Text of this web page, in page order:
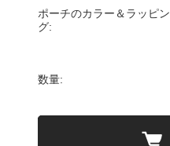
ポーチのカラー＆ラッピン
グ:
数量: